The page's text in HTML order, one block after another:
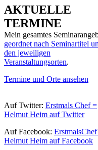
AKTUELLE
TERMINE
Mein gesamtes
geordnet nach Seminartitel
den jeweiligen
Veranstaltungsorten.
Termine und Orte ansehen
Auf Twitter: Erstmals Chef =
Helmut Heim auf Twitter
Auf Facebook:
Helmut Heim auf Facebook